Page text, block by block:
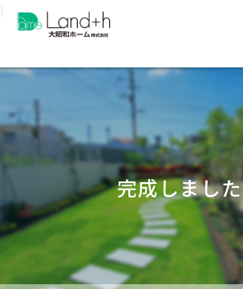
完成しました